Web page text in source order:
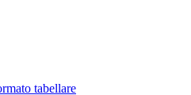
tabellare